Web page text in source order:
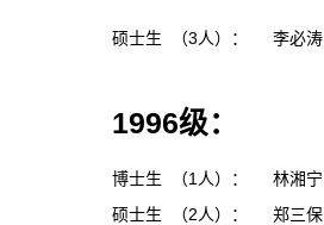
硕士生 （3人）： 李必
1996级：
博士生 （1人）：
林湘
硕士生 （2人）：
郑三